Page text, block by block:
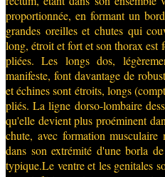
proportionnée, en formant un
grandes oreilles et chutes qui
long, étroit et fort et son thorax est
pliées. Les longs dos,
manifeste, font davantage de
et échines sont étroits, longs
pliés. La ligne dorso-lombaire
qu'elle devient plus proéminent
chute, avec formation
dans son extrémité d'une borla
typique.Le ventre et les genitales